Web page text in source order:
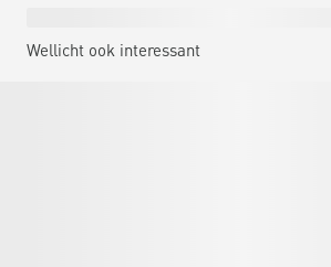
Wellicht ook interessant